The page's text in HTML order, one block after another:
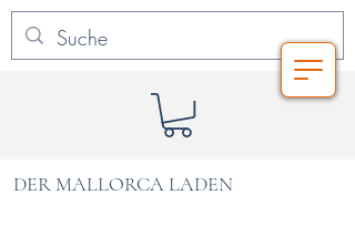
DER MALLORCA LADEN